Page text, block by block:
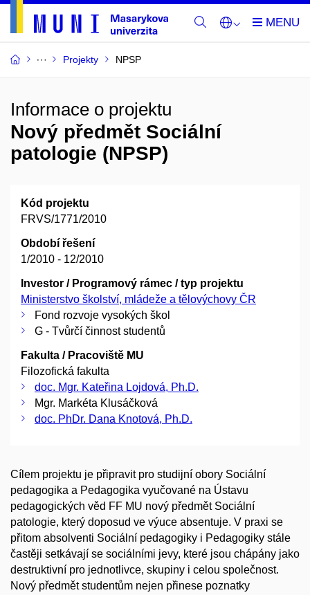
Projekty NPSP
Informace o projektu
Nový předmět Sociální
patologie (NPSP)
Kód projektu
FRVS/1771/2010
Období řešení
1/2010 - 12/2010
Investor / Programový rámec / typ projektu
Ministerstvo školství, mládeže a tělovýchovy ČR
Fond rozvoje vysokých škol
G - Tvůrčí činnost studentů
Fakulta / Pracoviště MU
Filozofická fakulta
doc. Mgr. Kateřina Lojdová, Ph.D.
Mgr. Markéta Klusáčková
doc. PhDr. Dana Knotová, Ph.D.
Cílem projektu je připravit pro studijní obory Sociální
pedagogika a Pedagogika vyučované na Ústavu
pedagogických věd FF MU nový předmět Sociální
patologie, který doposud ve výuce absentuje. V praxi se
přitom absolventi Sociální pedagogiky i Pedagogiky stále
častěji setkávají se sociálními jevy, které jsou chápány jako
destruktivní pro jednotlivce, skupiny i celou společnost.
Nový předmět studentům nejen přinese poznatky